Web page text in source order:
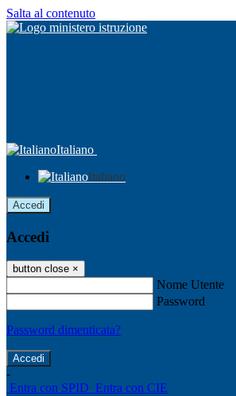
Salta al contenuto
Italiano
Italiano
Accedi
Accedi
button close ×
Nome Utente
Password
Password dimenticata?
-
Entra con SPID Entra con CIE